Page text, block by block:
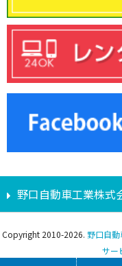
野口自動車工業株式
Copyright 2010-2026. 野口自
サー